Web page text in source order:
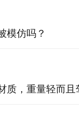
模仿吗？
质，重量轻而